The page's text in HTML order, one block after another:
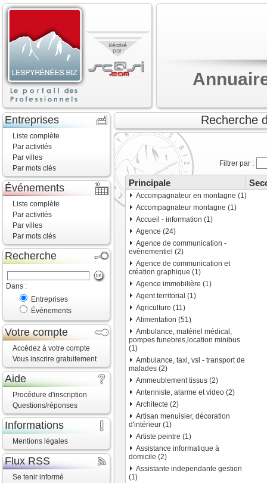
Entreprises
Liste complète
Par activités
Par villes
Par mots clés
Événements
Liste complète
Par activités
Par villes
Par mots clés
Recherche
Dans :
Entreprises
Événements
Votre compte
Accédez à votre compte
Vous inscrire gratuitement
Aide
Procédure d'inscription
Questions/réponses
Informations
Mentions légales
Flux RSS
Se tenir informé
Recherche
Filtrer par :
Principale
Accompagnateur en montagne (1)
Accompagnateur montagne (1)
Accueil - information (1)
Agence (24)
Agence de communication -
evènementiel (2)
Agence de communication et
création graphique (1)
Agence immobilière (1)
Agent territorial (1)
Agriculture (11)
Alimentation (51)
Ambulance, matériel médical,
pompes funebres,location minibus
(1)
Ambulance, taxi, vsl - transport de
malades (2)
Ammeublement tissus (2)
Antenniste, alarme et video (2)
Architecte (2)
Artisan menuisier, décoration
d'intérieur (1)
Artiste peintre (1)
Assistance informatique à
domicile (2)
Assistante independante gestion
(1)